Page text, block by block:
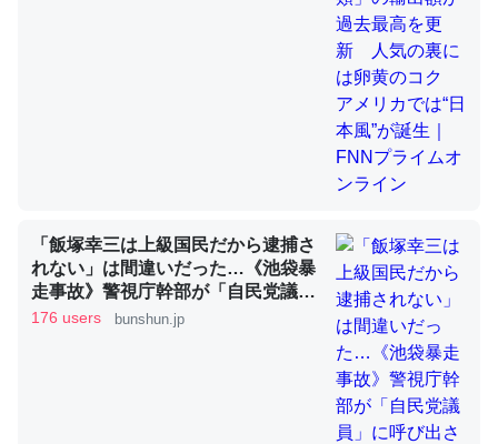
─GPTの仕組みと限界についての考察（１） - conceptualization
昆虫ってカルシウム少ないのか。知らんかった。調べたら
コオロギのカルシウム分はエビの600分の1程度。
論文では「淡水はカルシウムも酸素も不足してて両方に不
利だから両方が拮抗してるのでは」とあって面白い。海に
いる鋏角類（カブトガニ・ウミグモ）はカルシウムを使わ
「飯塚幸三は上級国民だから逮捕さ
れない」は間違いだった…《池袋暴
走事故》警視庁幹部が「自民党議
員」に呼び出されても逮捕を見送っ
176 users bunshun.jp